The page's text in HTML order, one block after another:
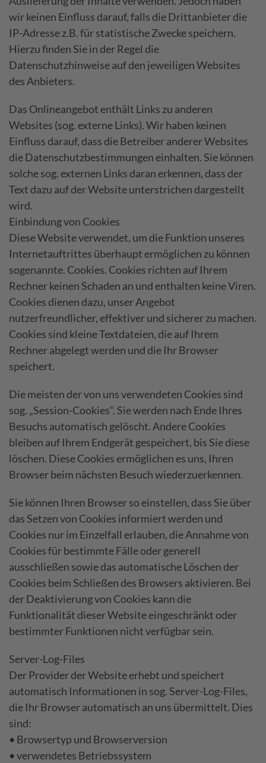
wir keinen Einfluss darauf, falls die Drittanbieter die
IP-Adresse z.B. für statistische Zwecke speichern.
Hierzu finden Sie in der Regel die
Datenschutzhinweise auf den jeweiligen Websites
des Anbieters.
Das Onlineangebot enthält Links zu anderen
Websites (sog. externe Links). Wir haben keinen
Einfluss darauf, dass die Betreiber anderer Websites
die Datenschutzbestimmungen einhalten. Sie können
solche sog. externen Links daran erkennen, dass der
Text dazu auf der Website unterstrichen dargestellt
wird.
Einbindung von Cookies
Diese Website verwendet, um die Funktion unseres
Internetauftrittes überhaupt ermöglichen zu können
sogenannte. Cookies. Cookies richten auf Ihrem
Rechner keinen Schaden an und enthalten keine Viren.
Cookies dienen dazu, unser Angebot
nutzerfreundlicher, effektiver und sicherer zu machen.
Cookies sind kleine Textdateien, die auf Ihrem
Rechner abgelegt werden und die Ihr Browser
speichert.
Die meisten der von uns verwendeten Cookies sind
sog. „Session-Cookies“. Sie werden nach Ende Ihres
Besuchs automatisch gelöscht. Andere Cookies
bleiben auf Ihrem Endgerät gespeichert, bis Sie diese
löschen. Diese Cookies ermöglichen es uns, Ihren
Browser beim nächsten Besuch wiederzuerkennen.
Sie können Ihren Browser so einstellen, dass Sie über
das Setzen von Cookies informiert werden und
Cookies nur im Einzelfall erlauben, die Annahme von
Cookies für bestimmte Fälle oder generell
ausschließen sowie das automatische Löschen der
Cookies beim Schließen des Browsers aktivieren. Bei
der Deaktivierung von Cookies kann die
Funktionalität dieser Website eingeschränkt oder
bestimmter Funktionen nicht verfügbar sein.
Server-Log-Files
Der Provider der Website erhebt und speichert
automatisch Informationen in sog. Server-Log-Files,
die Ihr Browser automatisch an uns übermittelt. Dies
sind:
• Browsertyp und Browserversion
• verwendetes Betriebssystem